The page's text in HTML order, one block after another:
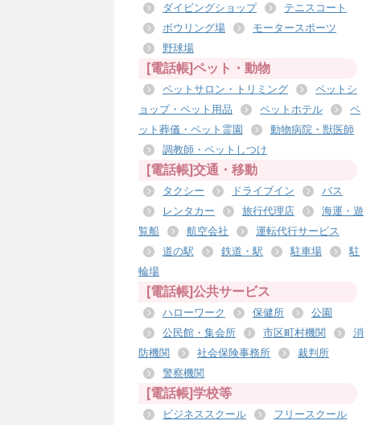
ダイビングショップ
テニスコート
ボウリング場
モータースポーツ
野球場
[電話帳]ペット・動物
ペットサロン・トリミング
ペットシ
ョップ・ペット用品
ペットホテル
ペ
ット葬儀・ペット霊園
動物病院・獣医師
調教師・ペットしつけ
[電話帳]交通・移動
タクシー ドライブイン
バス
レンタカー
旅行代理店
海運・遊
覧船
航空会社
運転代行サービス
道の駅
鉄道・駅 駐車場
駐
輪場
[電話帳]公共サービス
ハローワーク 保健所
公園
公民館・集会所
市区町村機関
消
防機関
社会保険事務所
裁判所
警察機関
[電話帳]学校等
ビジネススクール
フリースクール